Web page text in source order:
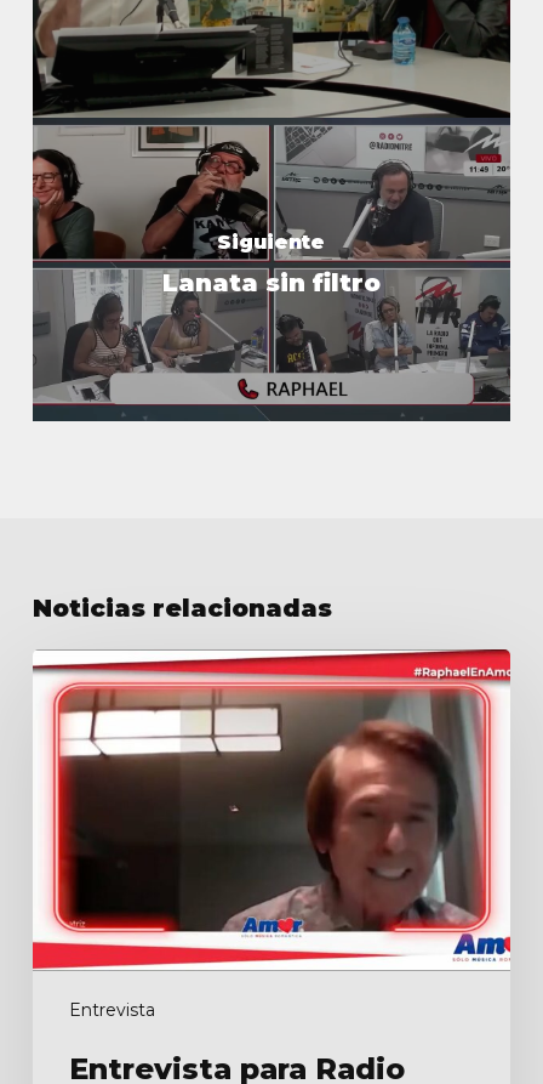
Siguiente
Lanata sin filtro
Noticias relacionadas
Entrevista
Entrevista
para
Radio
Amor
Entrevista para Radio